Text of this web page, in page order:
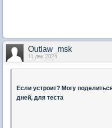
Outlaw_msk
11 дек 2024
Если устроит? Могу
дней, для теста